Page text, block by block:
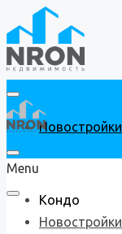
Новостройки
Кондо
Menu
Новостройки